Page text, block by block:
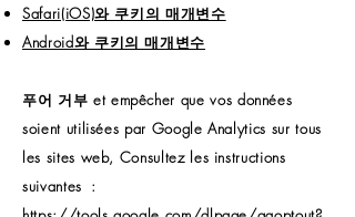
Safari(iOS)와 쿠키의 매개변수
Android와 쿠키의 매개변수
푸어 거부 et empêcher que vos données
soient utilisées par Google Analytics sur tous
les sites web, Consultez les instructions
suivantes :